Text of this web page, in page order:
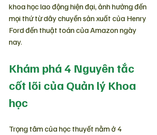
khoa học lao động hiện đại, ảnh hưởng đến
mọi thứ từ dây chuyền sản xuất của Henry
Ford đến thuật toán của Amazon ngày
nay.
Khám phá 4 Nguyên tắc
cốt lõi của Quản lý Khoa
học
Trọng tâm của học thuyết nằm ở 4